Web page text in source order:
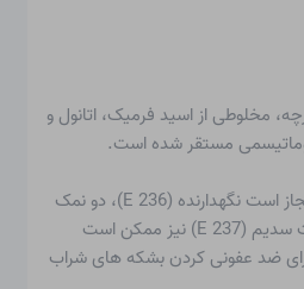
مخلوطی از اسید فرمیک، اتانول و
مستقر شده است.
استنگهدارنده
(E 236)، دو نمک
فرمت کلسیم (E 238) و فرمت سدیم (E 237) نیز ممکن است
ضد عفونی کردن بشکه های شراب